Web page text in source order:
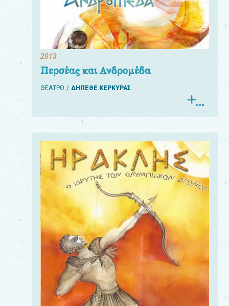
2013
Περσέας και Ανδρομέδα
ΘΕΑΤΡΟ ΔΗΠΕΘΕ ΚΕΡΚΥΡΑΣ